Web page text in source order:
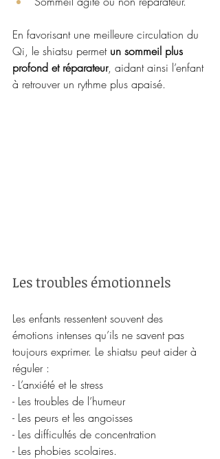
En favorisant une meilleure circulation du
Qi, le shiatsu permet un sommeil plus
profond et réparateur, aidant ainsi l’enfant
à retrouver un rythme plus apaisé.
Les troubles émotionnels
Les enfants ressentent souvent des
émotions intenses qu’ils ne savent pas
toujours exprimer. Le shiatsu peut aider à
réguler :
- L’anxiété et le stress
- Les troubles de l’humeur
- Les peurs et les angoisses
- Les difficultés de concentration
- Les phobies scolaires.